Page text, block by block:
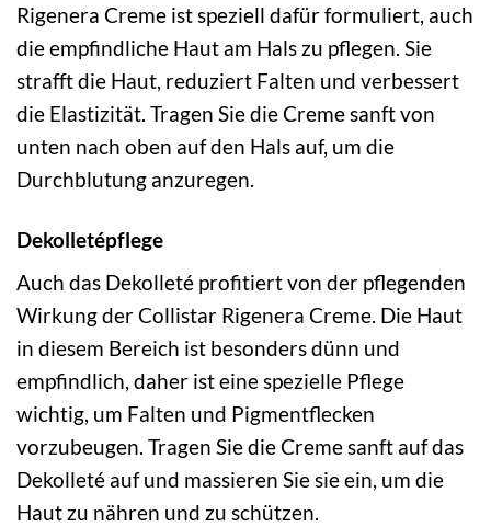
Rigenera Creme ist speziell dafür formuliert, auch
die empfindliche Haut am Hals zu pflegen. Sie
strafft die Haut, reduziert Falten und verbessert
die Elastizität. Tragen Sie die Creme sanft von
unten nach oben auf den Hals auf, um die
Durchblutung anzuregen.
Dekolletépflege
Auch das Dekolleté profitiert von der pflegenden
Wirkung der Collistar Rigenera Creme. Die Haut
in diesem Bereich ist besonders dünn und
empfindlich, daher ist eine spezielle Pflege
wichtig, um Falten und Pigmentflecken
vorzubeugen. Tragen Sie die Creme sanft auf das
Dekolleté auf und massieren Sie sie ein, um die
Haut zu nähren und zu schützen.